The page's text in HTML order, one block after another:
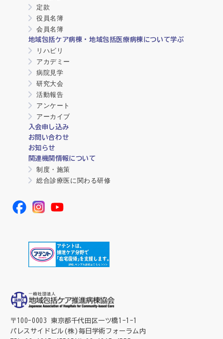
定款
役員名簿
会員名簿
地域包括ケア病棟・地域包括医療病棟について学ぶ
リハビリ
アカデミー
病院見学
研究大会
活動報告
アンケート
アーカイブ
入会申し込み
お問い合わせ
お知らせ
関連機関情報について
制度・施策
総合診療医に関わる研修
〒100-0003 東京都千代田区一ツ橋1-1-1
パレスサイドビル(株)毎日学術フォーラム内